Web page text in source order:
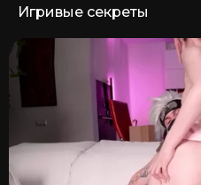
Игривые секреты